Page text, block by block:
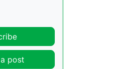
post